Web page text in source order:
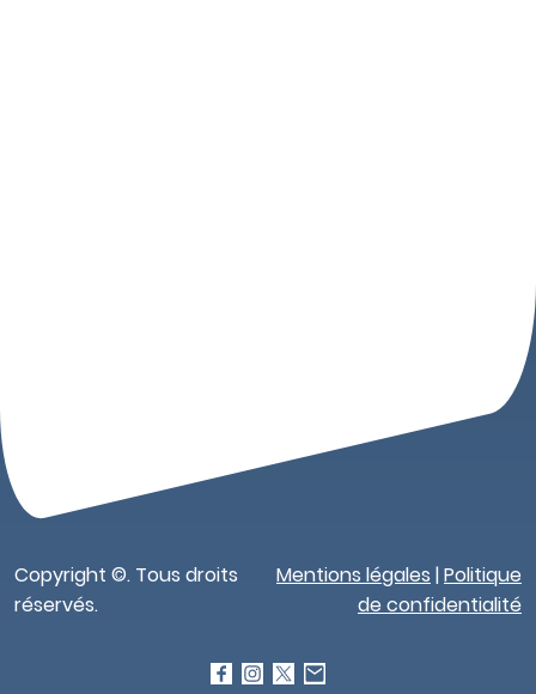
Copyright ©. Tous droits
réservés.
Mentions légales |Politique
de confidentialité